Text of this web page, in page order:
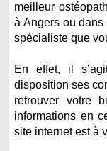
meilleur
à Angers ou
spécialiste que
En effet, il
disposition ses
retrouver votre
informations en
site internet est à